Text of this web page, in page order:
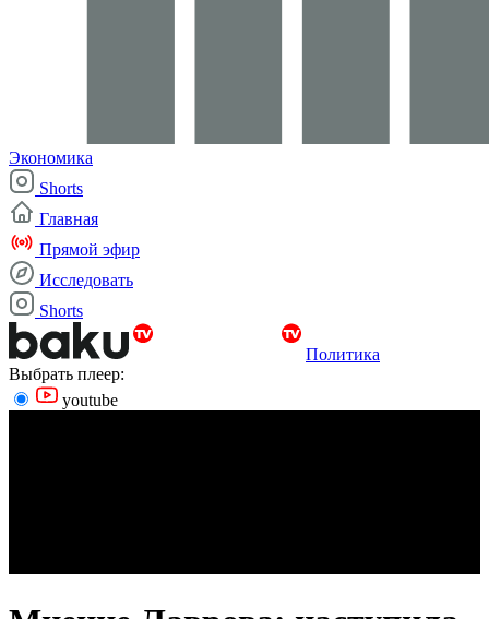
Экономика
Shorts
Главная
Прямой эфир
Исследовать
Shorts
Политика
Выбрать плеер:
youtube